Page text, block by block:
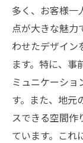
多く、お客様一
点が大きな魅力
わせたデザイン
ます。特に、事
ミュニケーショ
す。また、地元
スできる空間作
ています。これ